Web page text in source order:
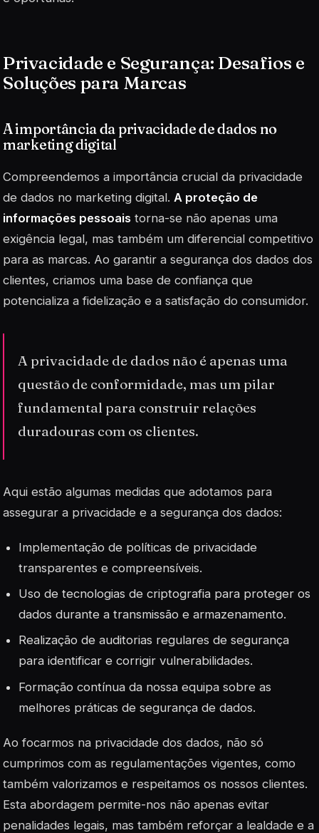
Privacidade e Segurança: Desafios e
Soluções para Marcas
A importância da privacidade de dados no
marketing digital
Compreendemos a importância crucial da privacidade
de dados no marketing digital. A proteção de
informações pessoais torna-se não apenas uma
exigência legal, mas também um diferencial competitivo
para as marcas. Ao garantir a segurança dos dados dos
clientes, criamos uma base de confiança que
potencializa a fidelização e a satisfação do consumidor.
A privacidade de dados não é apenas uma
questão de conformidade, mas um pilar
fundamental para construir relações
duradouras com os clientes.
Aqui estão algumas medidas que adotamos para
assegurar a privacidade e a segurança dos dados:
Implementação de políticas de privacidade
transparentes e compreensíveis.
Uso de tecnologias de criptografia para proteger os
dados durante a transmissão e armazenamento.
Realização de auditorias regulares de segurança
para identificar e corrigir vulnerabilidades.
Formação contínua da nossa equipa sobre as
melhores práticas de segurança de dados.
Ao focarmos na privacidade dos dados, não só
cumprimos com as regulamentações vigentes, como
também valorizamos e respeitamos os nossos clientes.
Esta abordagem permite-nos não apenas evitar
penalidades legais, mas também reforçar a lealdade e a